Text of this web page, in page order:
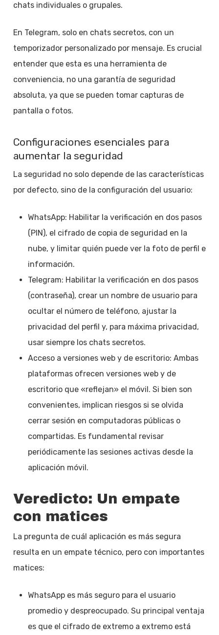
chats individuales o grupales.
En Telegram, solo en chats secretos, con un
temporizador personalizado por mensaje. Es crucial
entender que esta es una herramienta de
conveniencia, no una garantía de seguridad
absoluta, ya que se pueden tomar capturas de
pantalla o fotos.
Configuraciones esenciales para
aumentar la seguridad
La seguridad no solo depende de las características
por defecto, sino de la configuración del usuario:
WhatsApp: Habilitar la verificación en dos pasos
(PIN), el cifrado de copia de seguridad en la
nube, y limitar quién puede ver la foto de perfil e
información.
Telegram: Habilitar la verificación en dos pasos
(contraseña), crear un nombre de usuario para
ocultar el número de teléfono, ajustar la
privacidad del perfil y, para máxima privacidad,
usar siempre los chats secretos.
Acceso a versiones web y de escritorio: Ambas
plataformas ofrecen versiones web y de
escritorio que «reflejan» el móvil. Si bien son
convenientes, implican riesgos si se olvida
cerrar sesión en computadoras públicas o
compartidas. Es fundamental revisar
periódicamente las sesiones activas desde la
aplicación móvil.
Veredicto: Un empate
con matices
La pregunta de cuál aplicación es más segura
resulta en un empate técnico, pero con importantes
matices:
WhatsApp es más seguro para el usuario
promedio y despreocupado. Su principal ventaja
es que el cifrado de extremo a extremo está